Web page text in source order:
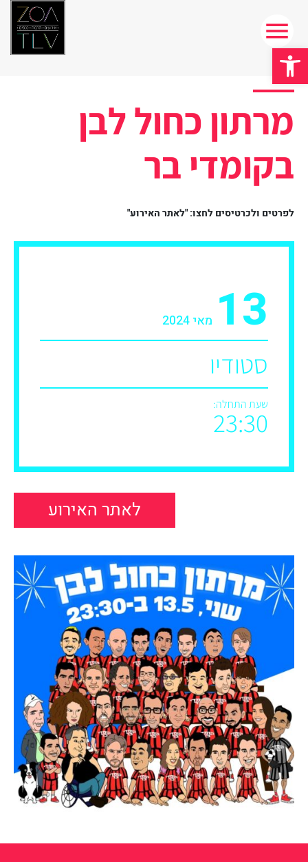
פתח סרגל נגישות
מרתון כחול לבן
בקומדי בר
לפרטים ולכרטיסים לחצו: "לאתר האירוע"
13 מאי 2024
סטודיו
שעת התחלה:
23:30
לאתר האירוע